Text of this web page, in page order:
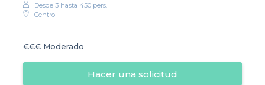
Desde 3 hasta 450 pers.
Centro
€€€ Moderado
Hacer una solicitud